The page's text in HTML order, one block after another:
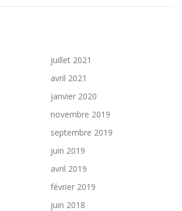
juillet 2021
avril 2021
janvier 2020
novembre 2019
septembre 2019
juin 2019
avril 2019
février 2019
juin 2018